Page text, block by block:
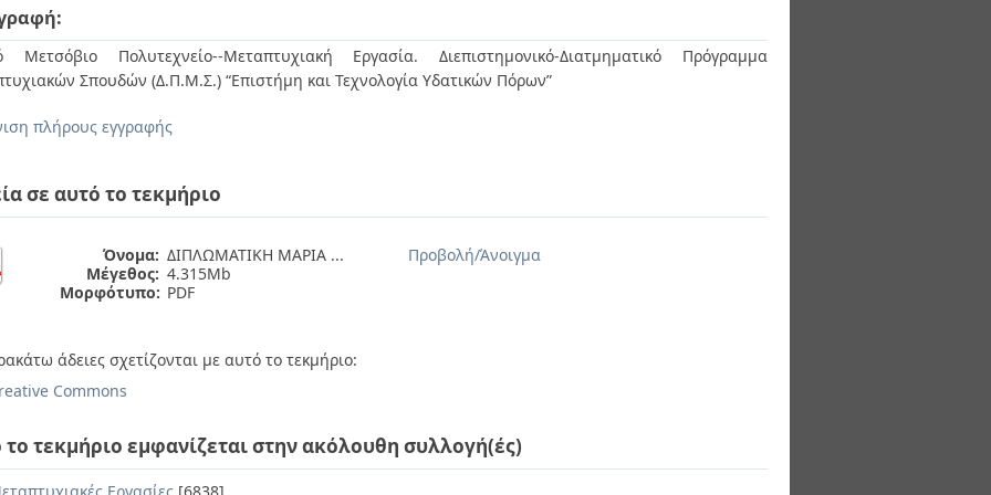
Μετσόβιο Πολυτεχνείο--Μεταπτυχιακή Εργασία. Διεπιστημονικό-Διατμηματικό Πρόγραμμα
Σπουδών (Δ.Π.Μ.Σ.) “Επιστήμη και Τεχνολογία Υδατικών Πόρων”
πλήρους εγγραφής
σε αυτό το τεκμήριο
Όνομα: ΔΙΠΛΩΜΑΤΙΚΗ ΜΑΡΙΑ ...
Μέγεθος: 4.315Mb
Μορφότυπο: PDF
Προβολή/Άνοιγμα
άδειες σχετίζονται με αυτό το τεκμήριο:
Commons
το τεκμήριο εμφανίζεται στην ακόλουθη συλλογή(ές)